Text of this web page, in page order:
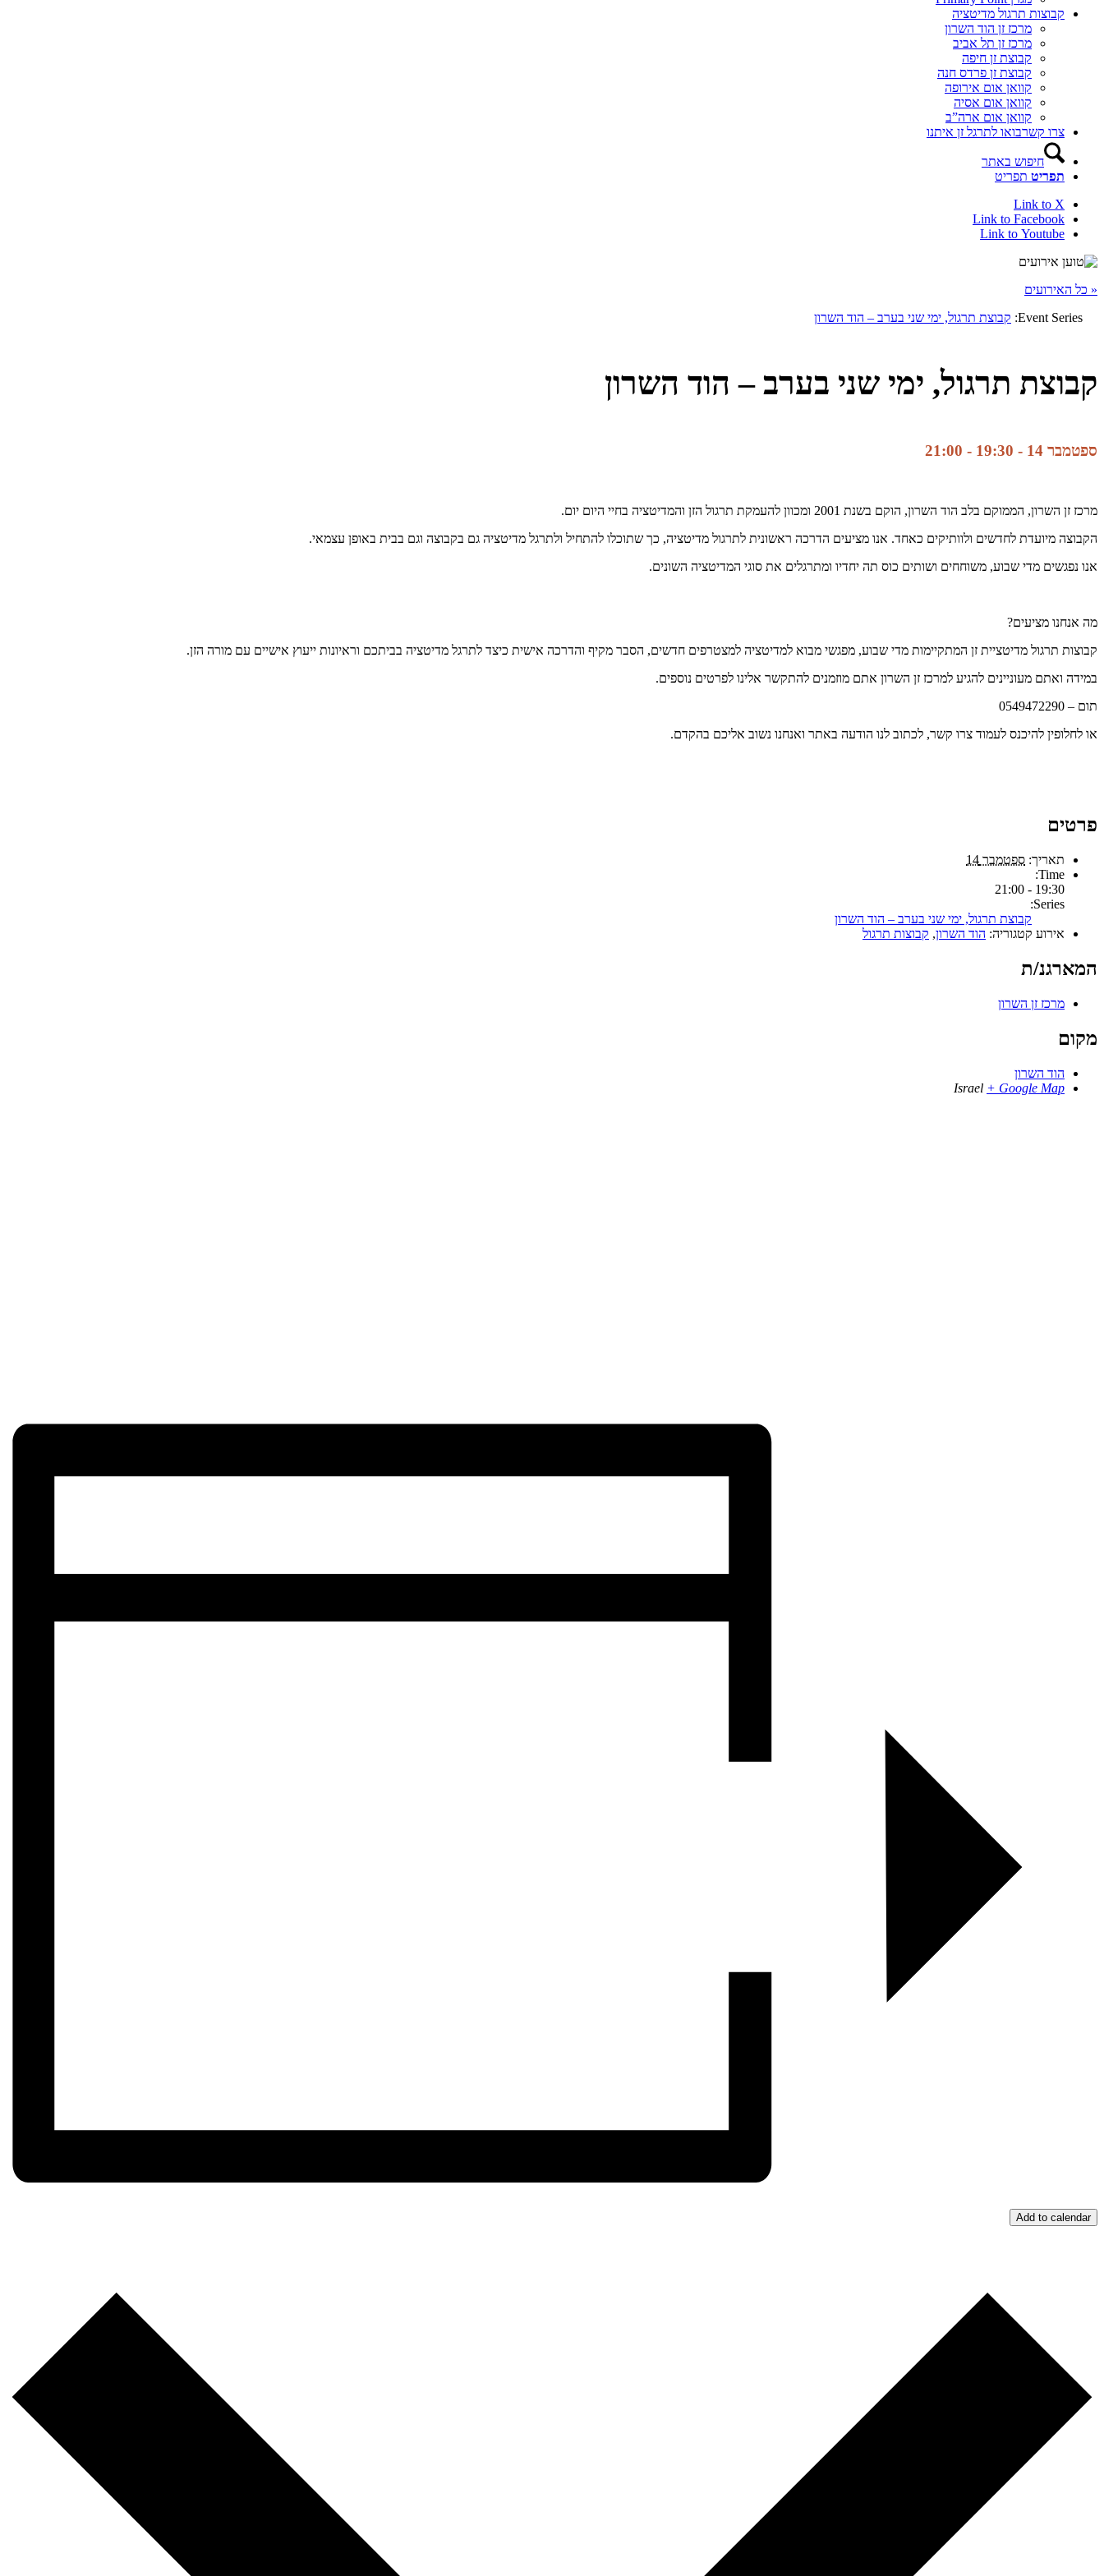
קבוצות תרגול מדיטציה
מרכז זן הוד השרון
מרכז זן תל אביב
קבוצת זן חיפה
קבוצת זן פרדס חנה
קוואן אום אירופה
קוואן אום אסיה
קוואן אום ארה”ב
צרו קשרבואו לתרגל זן איתנו
חיפוש באתר
תפריט תפריט
Link to X
Link to Facebook
Link to Youtube
« כל האירועים
Event Series: קבוצת תרגול, ימי שני בערב – הוד השרון
קבוצת תרגול, ימי שני בערב – הוד השרון
ספטמבר 14 - 19:30 -
21:00
מרכז זן השרון, הממוקם בלב הוד השרון, הוקם בשנת 2001 ומכוון להעמקת תרגול הזן והמדיטציה בחיי היום יום.
הקבוצה מיועדת לחדשים ולוותיקים כאחד. אנו מציעים הדרכה ראשונית לתרגול מדיטציה, כך שתוכלו להתחיל ולתרגל מדיטציה גם בקבוצה וגם בבית באופן עצמאי.
אנו נפגשים מדי שבוע, משוחחים ושותים כוס תה יחדיו ומתרגלים את סוגי המדיטציה השונים.
מה אנחנו מציעים?
קבוצות תרגול מדיטציית זן המתקיימות מדי שבוע, מפגשי מבוא למדיטציה למצטרפים חדשים, הסבר מקיף והדרכה אישית כיצד לתרגל מדיטציה בביתכם וראיונות ייעוץ אישיים עם מורה הזן.
במידה ואתם מעוניינים להגיע למרכז זן השרון אתם מוזמנים להתקשר אלינו לפרטים נוספים.
תום – 0549472290
או לחלופין להיכנס לעמוד צרו קשר, לכתוב לנו הודעה באתר ואנחנו נשוב אליכם בהקדם.
פרטים
תאריך: ספטמבר 14
Time:
19:30 - 21:00
Series:
קבוצת תרגול, ימי שני בערב – הוד השרון
אירוע קטגוריה: הוד השרון, קבוצות תרגול
המארגנ/ת
מרכז זן השרון
מקום
הוד השרון
Israel + Google Map
Add to calendar